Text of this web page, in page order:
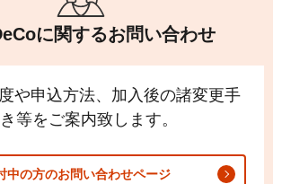
に関するお問い合わせ
や申込方法、加入後の諸変更手
等をご案内致します。
中の方のお問い合わせページ